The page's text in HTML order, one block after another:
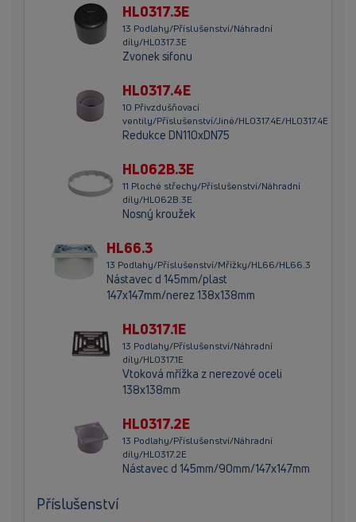
HL0317.3E
13 Podlahy/Příslušenství/Náhradní
díly/HL0317.3E
Zvonek sifonu
HL0317.4E
10 Přivzdušňovací
ventily/Příslušenství/Jiné/HL0317.4E/HL0317.4E
Redukce DN110xDN75
HL062B.3E
11 Ploché střechy/Příslušenství/Náhradní
díly/HL062B.3E
Nosný kroužek
HL66.3
13 Podlahy/Příslušenství/Mřížky/HL66/HL66.3
Nástavec d 145mm/plast
147x147mm/nerez 138x138mm
HL0317.1E
13 Podlahy/Příslušenství/Náhradní
díly/HL0317.1E
Vtoková mřížka z nerezové oceli
138x138mm
HL0317.2E
13 Podlahy/Příslušenství/Náhradní
díly/HL0317.2E
Nástavec d 145mm/90mm/147x147mm
Příslušenství